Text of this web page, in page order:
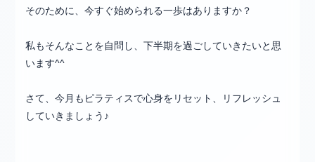
そのために、今すぐ始められる一歩はありますか？
私もそんなことを自問し、下半期を過ごしていきたいと思
います^^
さて、今月もピラティスで心身をリセット、リフレッシュ
していきましょう♪